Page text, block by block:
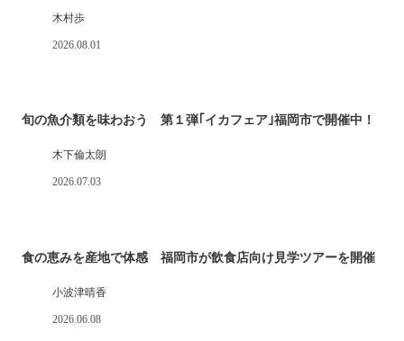
木村歩
2026.08.01
旬の魚介類を味わおう 第１弾｢イカフェア｣福岡市で開催中！
木下倫太朗
2026.07.03
食の恵みを産地で体感 福岡市が飲食店向け見学ツアーを開催
小波津晴香
2026.06.08